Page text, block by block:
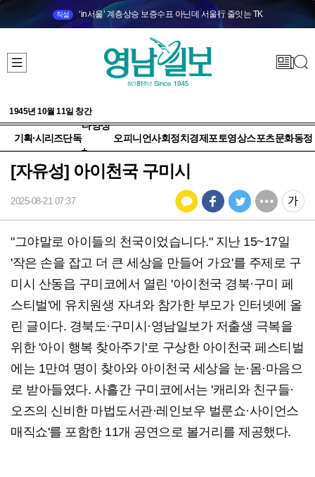
직설 ‘in서울’ 계층상승 보증수표 아닌데 서울行 줄잇는 TK
1945년 10월 11일 창간
기획·시리즈단독
다양성
+
오피니언사회정치 경제 포토영상스포츠문화동정
[자유성] 아이천국 구미시
2025-08-21 07:37
"그야말로 아이들의 천국이었습니다." 지난 15~17일
'작은 손을 잡고 더 큰 세상을 만들어 가요'를 주제로 구
미시 산동읍 구미코에서 열린 '아이천국 경북·구미 페
스티벌'에 유치원생 자녀와 참가한 부모가 인터넷에 올
린 글이다. 경북도·구미시·영남일보가 저출생 극복을
위한 '아이 행복 찾아주기'로 구상한 아이천국 페스티벌
에는 1만여 명이 찾아와 아이천국 세상을 눈·몸·마음으
로 받아들였다. 사흘간 구미코에서는 '캐리와 친구들·
오즈의 신비한 마법도서관·레인보우 벌룬쇼·사이언스
매직쇼'를 포함한 11개 공연으로 볼거리를 제공했다.